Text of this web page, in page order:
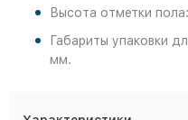
Высота отметки
Габариты упаковки
мм.